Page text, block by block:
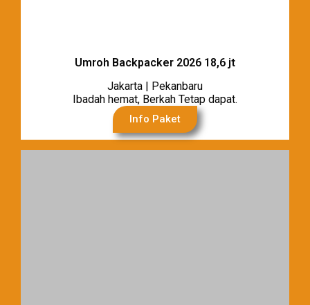
Umroh Backpacker 2026 18,6 jt
Jakarta | Pekanbaru
Ibadah hemat, Berkah Tetap dapat.
Info Paket